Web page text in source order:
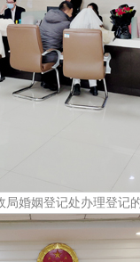
局婚姻登记处办理登记